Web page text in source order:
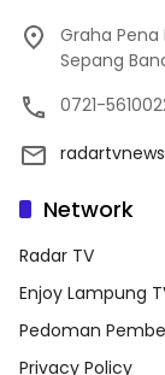
Graha Pena
Sepang
0721-
Network
Radar TV
Enjoy Lampung
Pedoman
Privacy Policy